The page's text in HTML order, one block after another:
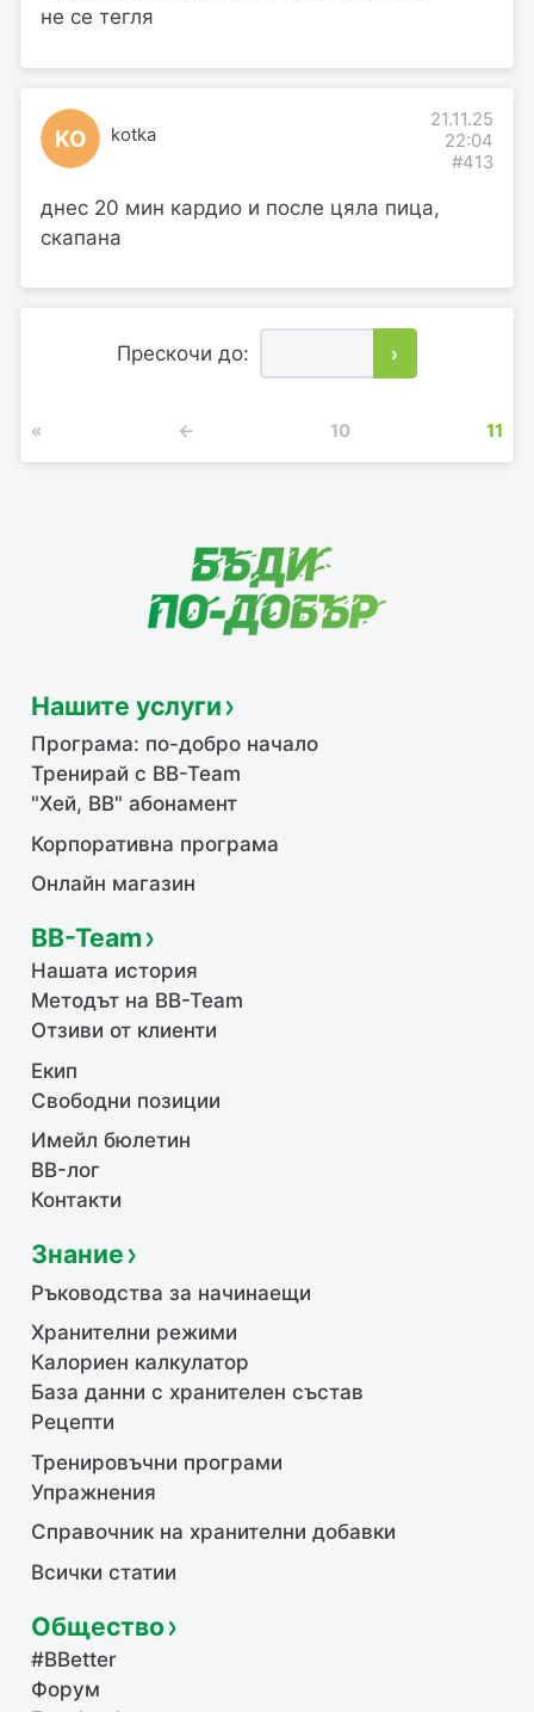
не се тегля
KO kotka
21.11.25
22:04
#413
днес 20 мин кардио и после цяла пица,
скапана
Прескочи до: ›
« ← 10 11
Нашите услуги
Програма: по-добро начало
Тренирай с BB-Team
"Хей, ВВ" абонамент
Корпоративна програма
Онлайн магазин
BB-Team
Нашата история
Методът на BB-Team
Отзиви от клиенти
Екип
Свободни позиции
Имейл бюлетин
BB-лог
Контакти
Знание
Ръководства за начинаещи
Хранителни режими
Калориен калкулатор
База данни с хранителен състав
Рецепти
Тренировъчни програми
Упражнения
Справочник на хранителни добавки
Всички статии
Общество
#BBetter
Форум